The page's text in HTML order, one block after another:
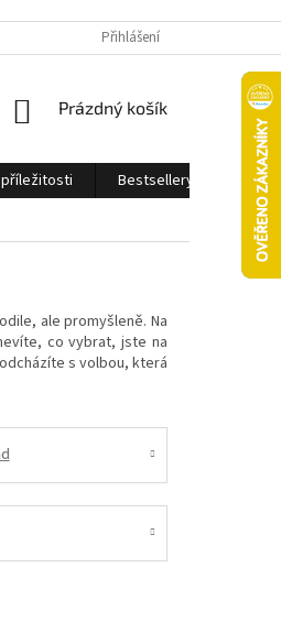
Přihlášení
NÁKUPNÍ
Prázdný košík
Bestsellery
ale promyšleně. Na
co vybrat, jste na
s volbou, která